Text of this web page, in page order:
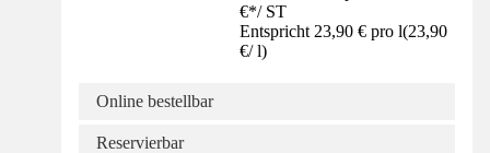
€*/ ST
Entspricht 23,90 € pro l(23,90
€/ l)
Online bestellbar
Reservierbar